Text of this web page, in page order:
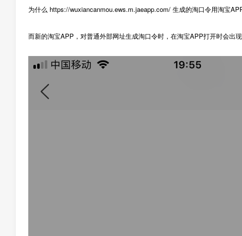
为什么 https://wuxiancanmou.ews.m.jaeapp.com/ 生成的淘口令用淘宝
而新的淘宝APP，对普通外部网址生成淘口令时，在淘宝APP打开时会出